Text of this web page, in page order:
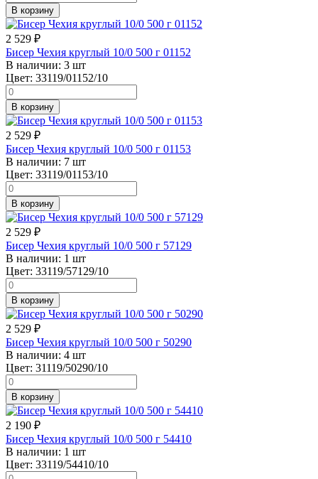
В корзину
2 529 ₽
Бисер Чехия круглый 10/0 500 г 01152
В наличии: 3 шт
Цвет: 33119/01152/10
В корзину
2 529 ₽
Бисер Чехия круглый 10/0 500 г 01153
В наличии: 7 шт
Цвет: 33119/01153/10
В корзину
2 529 ₽
Бисер Чехия круглый 10/0 500 г 57129
В наличии: 1 шт
Цвет: 33119/57129/10
В корзину
2 529 ₽
Бисер Чехия круглый 10/0 500 г 50290
В наличии: 4 шт
Цвет: 31119/50290/10
В корзину
2 190 ₽
Бисер Чехия круглый 10/0 500 г 54410
В наличии: 1 шт
Цвет: 33119/54410/10